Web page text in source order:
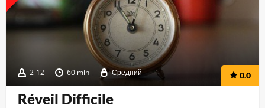
2-12 60 min Средний 0.0
Réveil Difficile